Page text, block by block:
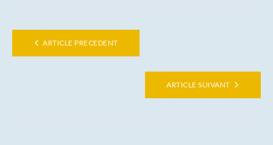
ARTICLE PRECEDENT
ARTICLE SUIVANT